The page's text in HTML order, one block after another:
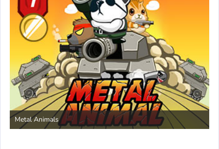
Metal Animals